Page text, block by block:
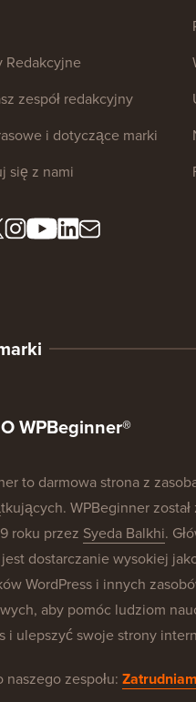
Redakcyjne
zespół redakcyjny
i dotyczące marki
się z nami
O WPBeginner®
to darmowa strona z
WPBeginner został
roku przez Syeda Balkhi.
dostarczanie wysokiej
WordPress i innych
aby pomóc ludziom
i ulepszyć swoje strony
naszego zespołu: